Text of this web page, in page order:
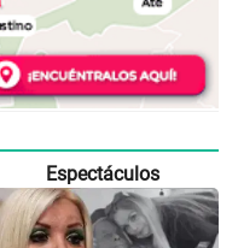
Espectáculos